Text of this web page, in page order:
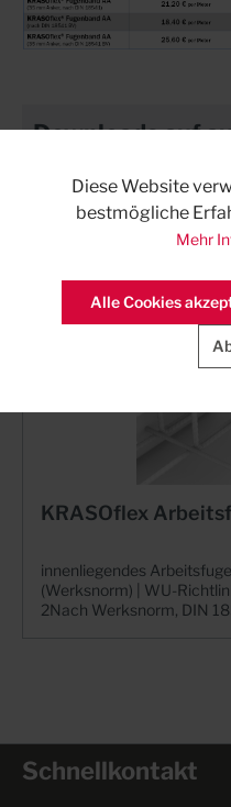
Downloads auf
KRASOflex
innenliegendes
(Werksnorm) | WU-
2Nach Werksnorm, DIN
in wasserundurchlässigen
Materialeigenschaften
Schnellkontakt
Diese Website
bestmögliche
Mehr
Alle Cookies